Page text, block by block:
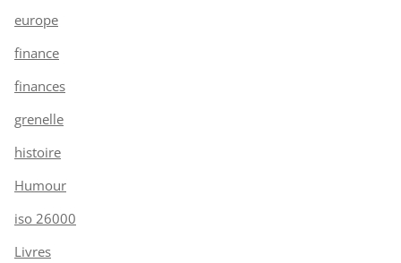
europe
finance
finances
grenelle
histoire
Humour
iso 26000
Livres